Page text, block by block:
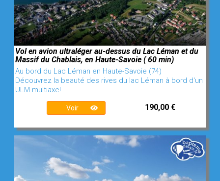
Vol en avion ultraléger au-dessus du Lac Léman et du
Massif du Chablais, en Haute-Savoie ( 60 min)
Au bord du Lac Léman en Haute-Savoie (74)
Découvrez la beauté des rives du lac Léman à bord d'un
ULM multiaxe!
Voir 190,00 €